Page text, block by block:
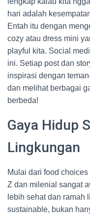
hari adalah
Entah itu dengan
cozy atau dress mini
playful kita. Social
ini. Setiap post dan
inspirasi dengan
dan melihat berbagai
berbeda!
Gaya Hidup
Lingkungan
Mulai dari food
Z dan milenial sangat
lebih sehat dan ramah
sustainable, bukan